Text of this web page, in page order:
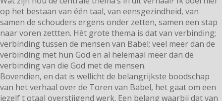
op het bestaan van één taal, van eensgezindheid, van
samen de schouders ergens onder zetten, samen een stap
naar voren zettten. Hèt grote thema is dat van verbinding;
verbinding tussen de mensen van Babel; veel meer dan de
verbinding met hun God en al helemaal meer dan de
verbinding van die God met de mensen.
Bovendien, en dat is wellicht de belangrijkste boodschap
van het verhaal over de Toren van Babel, het gaat om een
jezelf t otaal overstijgend werk. Een belang waarbij dat van